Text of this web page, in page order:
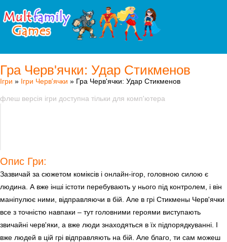
Гра Черв'ячки: Удар Стикменов
Ігри » Ігри Черв'ячки » Гра Черв'ячки: Удар Стикменов
флеш версія ігри доступна тільки для комп'ютера
Опис Гри:
Зазвичай за сюжетом коміксів і онлайн-ігор, головною силою є
людина. А вже інші істоти перебувають у нього під контролем, і він
маніпулює ними, відправляючи в бій. Але в грі Стикмены Черв'ячки
все з точністю навпаки – тут головними героями виступають
звичайні черв'яки, а вже люди знаходяться в їх підпорядкуванні. І
вже людей в цій грі відправляють на бій. Але благо, ти сам можеш